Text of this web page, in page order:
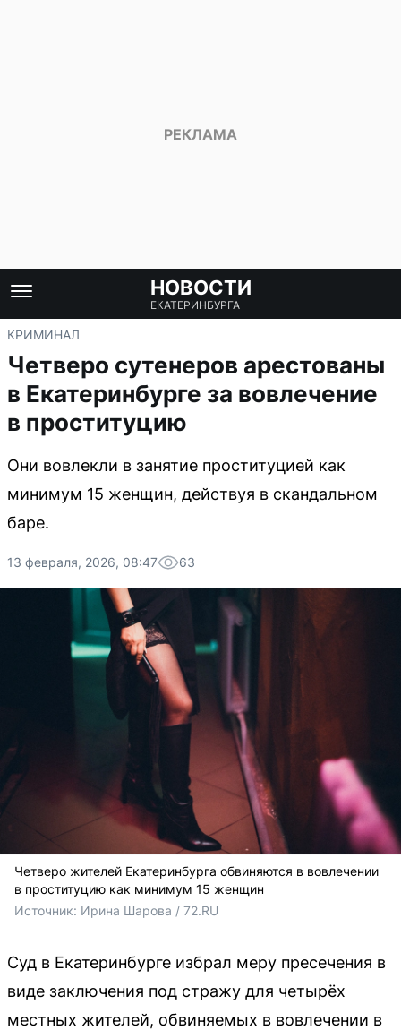
НОВОСТИ
ЕКАТЕРИНБУРГА
КРИМИНАЛ
Четверо сутенеров арестованы
в Екатеринбурге за вовлечение
в проституцию
Они вовлекли в занятие проституцией как
минимум 15 женщин, действуя в скандальном
баре.
13 февраля, 2026, 08:47 63
Четверо жителей Екатеринбурга обвиняются в вовлечении
в проституцию как минимум 15 женщин
Источник: Ирина Шарова / 72.RU
Суд в Екатеринбурге избрал меру пресечения в
виде заключения под стражу для четырёх
местных жителей, обвиняемых в вовлечении в